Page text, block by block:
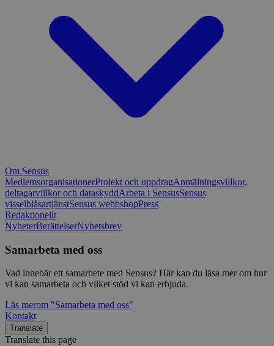
Om Sensus
MedlemsorganisationerProjekt och uppdragAnmälningsvillkor,
deltagarvillkor och dataskyddArbeta i SensusSensus
visselblåsartjänstSensus webbshopPress
Redaktionellt
NyheterBerättelserNyhetsbrev
Samarbeta med oss
Vad innebär ett samarbete med Sensus? Här kan du läsa mer om hur
vi kan samarbeta och vilket stöd vi kan erbjuda.
Läs merom "Samarbeta med oss"
Kontakt
Translate
Translate this page